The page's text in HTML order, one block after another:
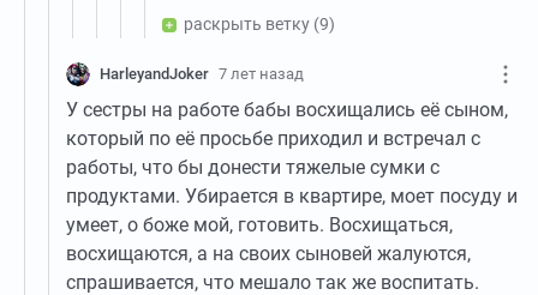
раскрыть ветку (9)
HarleyandJoker 7 лет назад
У сестры на работе бабы восхищались её сыном,
который по её просьбе приходил и встречал с
работы, что бы донести тяжелые сумки с
продуктами. Убирается в квартире, моет посуду и
умеет, о боже мой, готовить. Восхищаться,
восхищаются, а на своих сыновей жалуются,
спрашивается, что мешало так же воспитать.